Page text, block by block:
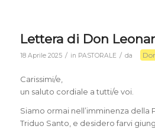
Lettera di Don
18 Aprile 2025 / in PASTORALE / da
Carissimi/e,
un saluto cordiale a tutti/e voi.
Siamo ormai nell’imminenza della
Triduo Santo, e desidero farvi